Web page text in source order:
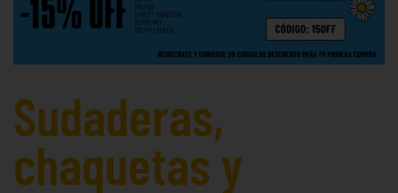
Sudaderas,
chaquetas y